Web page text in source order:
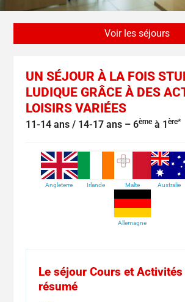
Voir les séjours
UN SÉJOUR À LA FOIS
LUDIQUE GRÂCE À DES
LOISIRS VARIÉES
11-14 ans / 14-17 ans – 6ème à 1ère*
Angleterre Irlande Malte Australie
Allemagne
Le séjour Cours et Activités
résumé